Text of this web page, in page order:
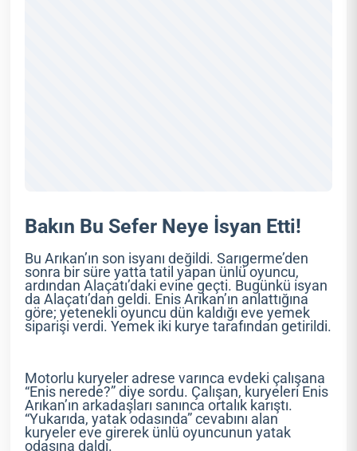
Bakın Bu Sefer Neye İsyan Etti!
Bu Arıkan’ın son isyanı değildi. Sarıgerme’den
sonra bir süre yatta tatil yapan ünlü oyuncu,
ardından Alaçatı’daki evine geçti. Bugünkü isyan
da Alaçatı’dan geldi. Enis Arıkan’ın anlattığına
göre; yetenekli oyuncu dün kaldığı eve yemek
siparişi verdi. Yemek iki kurye tarafından getirildi.
Motorlu kuryeler adrese varınca evdeki çalışana
“Enis nerede?” diye sordu. Çalışan, kuryeleri Enis
Arıkan’ın arkadaşları sanınca ortalık karıştı.
“Yukarıda, yatak odasında” cevabını alan
kuryeler eve girerek ünlü oyuncunun yatak
odasına daldı.